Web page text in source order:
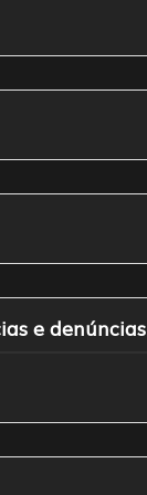
e denúncias